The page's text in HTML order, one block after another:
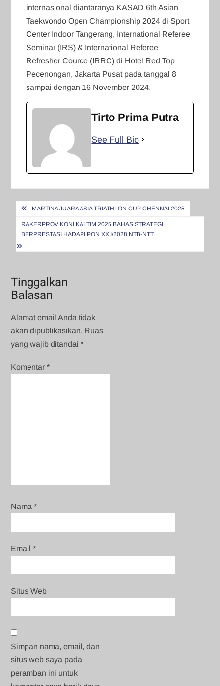
internasional diantaranya KASAD 6th Asian
Taekwondo Open Championship 2024 di Sport
Center Indoor Tangerang, International Referee
Seminar (IRS) & International Referee
Refresher Cource (IRRC) di Hotel Red Top
Pecenongan, Jakarta Pusat pada tanggal 8
sampai dengan 16 November 2024.
Tirto Prima Putra
See Full Bio
Navigasi
pos
MARTINA JUARA ASIA TRIATHLON CUP CHENNAI 2025
RAKERPROV KONI KALTIM 2025 BAHAS STRATEGI
BERPRESTASI HADAPI PON XXII/2028 NTB-NTT
Tinggalkan
Balasan
Alamat email Anda tidak
akan dipublikasikan. Ruas
yang wajib ditandai*
Komentar*
Nama*
Email*
Situs Web
Simpan nama, email, dan
situs web saya pada
peramban ini untuk